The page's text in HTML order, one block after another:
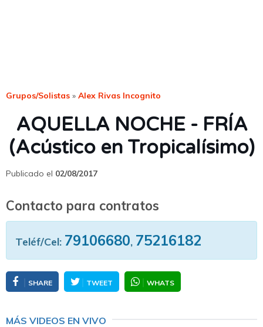
Grupos/Solistas » Alex Rivas Incognito
AQUELLA NOCHE - FRÍA
(Acústico en Tropicalísimo)
Publicado el 02/08/2017
Contacto para contratos
Teléf/Cel: 79106680, 75216182
SHARE TWEET WHATS
MÁS VIDEOS EN VIVO